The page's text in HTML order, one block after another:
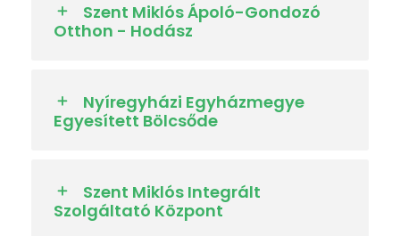
Szent Miklós Ápoló-Gondozó
Otthon - Hodász
Nyíregyházi Egyházmegye
Egyesített Bölcsőde
Szent Miklós Integrált
Szolgáltató Központ